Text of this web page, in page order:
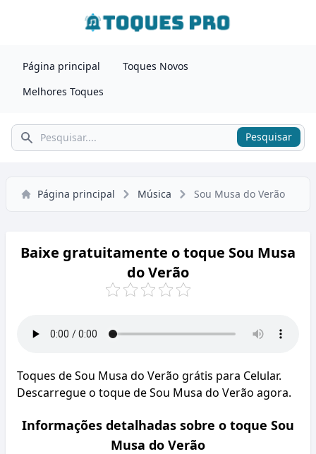
Página principal
Toques Novos
Melhores Toques
Pesquisar Pesquisar
Página principal Música Sou Musa do Verão
Baixe gratuitamente o toque Sou Musa
do Verão
Toques de Sou Musa do Verão grátis para Celular.
Descarregue o toque de Sou Musa do Verão agora.
Informações detalhadas sobre o toque Sou
Musa do Verão